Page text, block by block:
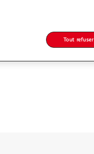
Tout refuser